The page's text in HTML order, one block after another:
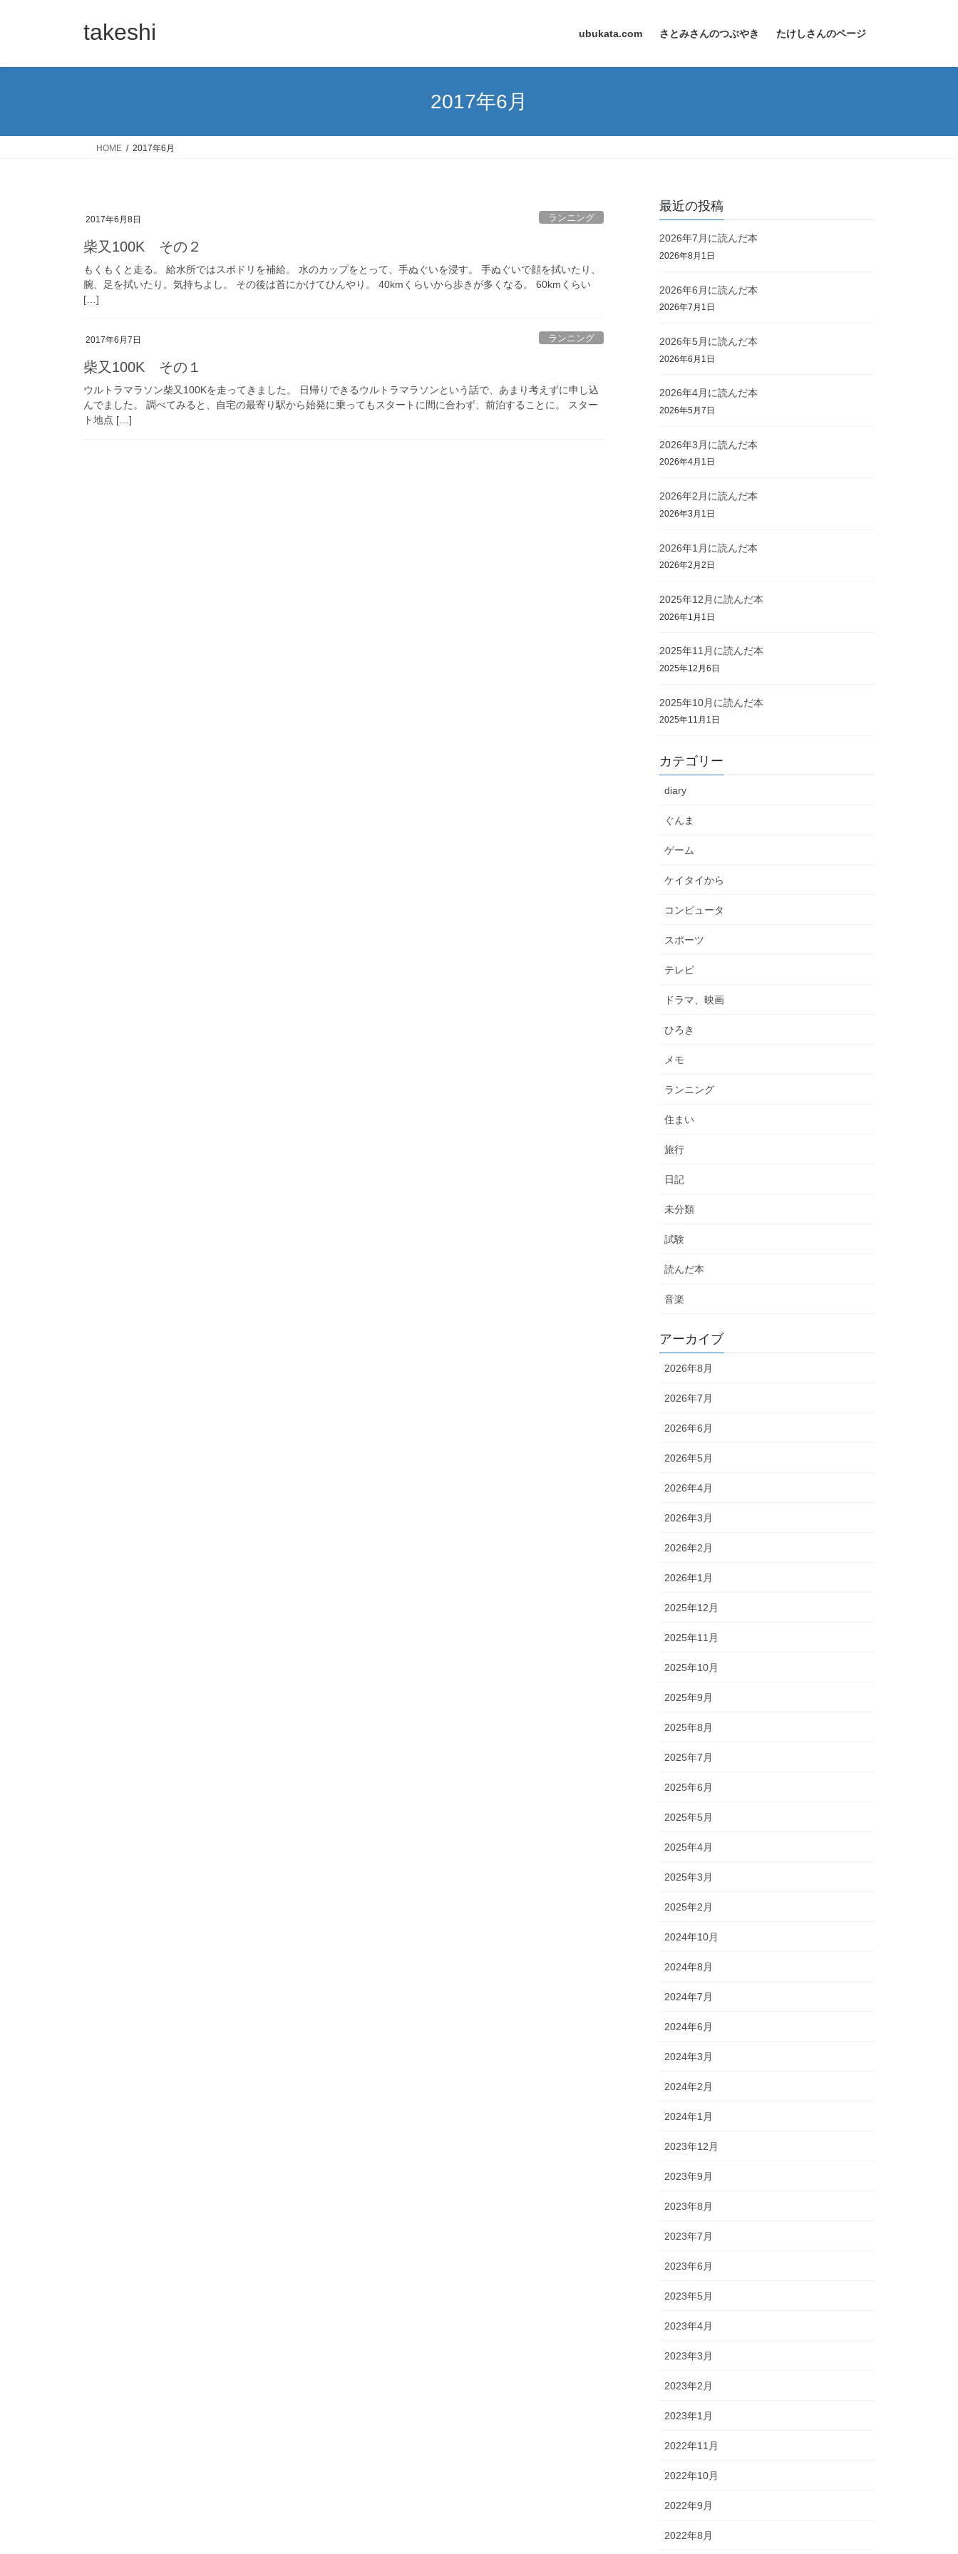
takeshi ubukata.com さとみさんのつぶやき たけしさんのページ
2017年6月
HOME 2017年6月
2017年6月8日 ランニング
柴又100K その２
もくもくと走る。 給水所ではスポドリを補給。 水のカップをとって、手ぬぐいを浸す。 手ぬぐいで顔を拭いたり、
腕、足を拭いたり。気持ちよし。 その後は首にかけてひんやり。 40kmくらいから歩きが多くなる。 60kmくらい
[…]
2017年6月7日 ランニング
柴又100K その１
ウルトラマラソン柴又100Kを走ってきました。 日帰りできるウルトラマラソンという話で、あまり考えずに申し込
んでました。 調べてみると、自宅の最寄り駅から始発に乗ってもスタートに間に合わず、前泊することに。 スター
ト地点 […]
最近の投稿
2026年7月に読んだ本
2026年8月1日
2026年6月に読んだ本
2026年7月1日
2026年5月に読んだ本
2026年6月1日
2026年4月に読んだ本
2026年5月7日
2026年3月に読んだ本
2026年4月1日
2026年2月に読んだ本
2026年3月1日
2026年1月に読んだ本
2026年2月2日
2025年12月に読んだ本
2026年1月1日
2025年11月に読んだ本
2025年12月6日
2025年10月に読んだ本
2025年11月1日
カテゴリー
diary
ぐんま
ゲーム
ケイタイから
コンピュータ
スポーツ
テレビ
ドラマ、映画
ひろき
メモ
ランニング
住まい
旅行
日記
未分類
試験
読んだ本
音楽
アーカイブ
2026年8月
2026年7月
2026年6月
2026年5月
2026年4月
2026年3月
2026年2月
2026年1月
2025年12月
2025年11月
2025年10月
2025年9月
2025年8月
2025年7月
2025年6月
2025年5月
2025年4月
2025年3月
2025年2月
2024年10月
2024年8月
2024年7月
2024年6月
2024年3月
2024年2月
2024年1月
2023年12月
2023年9月
2023年8月
2023年7月
2023年6月
2023年5月
2023年4月
2023年3月
2023年2月
2023年1月
2022年11月
2022年10月
2022年9月
2022年8月